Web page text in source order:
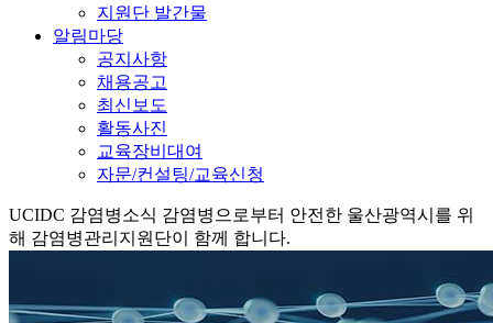
지원단 발간물
알림마당
공지사항
채용공고
최신보도
활동사진
교육장비대여
자문/컨설팅/교육신청
UCIDC 감염병소식 감염병으로부터 안전한 울산광역시를 위
해 감염병관리지원단이 함께 합니다.